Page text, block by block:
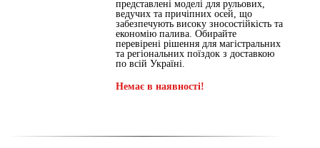
представлені моделі для рульових,
ведучих та причіпних осей, що
забезпечують високу зносостійкість та
економію палива. Обирайте
перевірені рішення для магістральних
та регіональних поїздок з доставкою
по всій Україні.
Немає в наявності!